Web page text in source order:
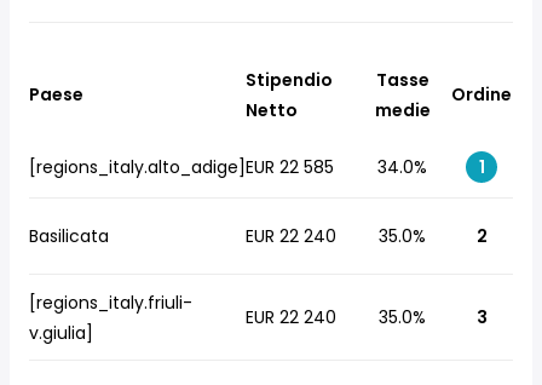
Paese
Stipendio
Netto
Tasse
medie
Ordine
[regions_italy.alto_adige]EUR 22 585 34.0% 1
Basilicata EUR 22 240 35.0% 2
[regions_italy.friuli-
v.giulia]
EUR 22 240 35.0% 3